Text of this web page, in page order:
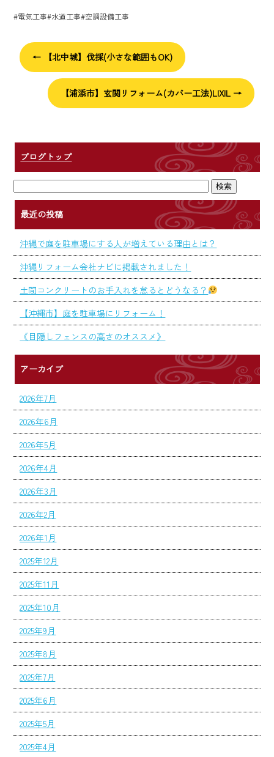
#電気工事#水道工事#空調設備工事
← 【北中城】伐採(小さな範囲もOK)
【浦添市】玄関リフォーム(カバー工法)LIXIL →
ブログトップ
最近の投稿
沖縄で庭を駐車場にする人が増えている理由とは？
沖縄リフォーム会社ナビに掲載されました！
土間コンクリートのお手入れを怠るとどうなる？
【沖縄市】庭を駐車場にリフォーム！
《目隠しフェンスの高さのオススメ》
アーカイブ
2026年7月
2026年6月
2026年5月
2026年4月
2026年3月
2026年2月
2026年1月
2025年12月
2025年11月
2025年10月
2025年9月
2025年8月
2025年7月
2025年6月
2025年5月
2025年4月